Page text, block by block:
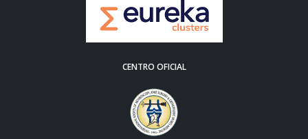
CENTRO OFICIAL